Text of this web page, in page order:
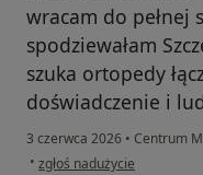
wracam do pełnej
spodziewałam
szuka ortopedy
doświadczenie i
3 czerwca 2026 • Centrum
• w opinii użytkownika Ola
zgłoś nadużycie